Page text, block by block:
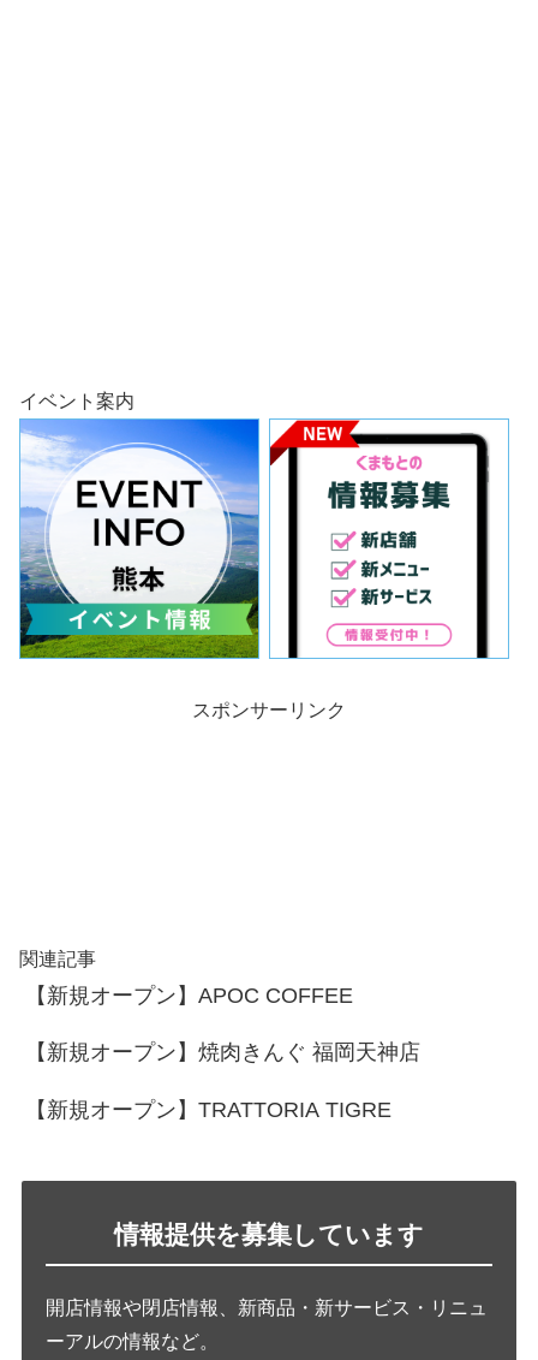
イベント案内
スポンサーリンク
関連記事
【新規オープン】APOC COFFEE
【新規オープン】焼肉きんぐ 福岡天神店
【新規オープン】TRATTORIA TIGRE
情報提供を募集しています
開店情報や閉店情報、新商品・新サービス・リニュ
ーアルの情報など。